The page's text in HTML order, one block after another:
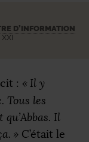
D’INFORMATION
: « Il y
Tous les
Il
» C’était le